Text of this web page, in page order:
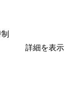
詳細を表示